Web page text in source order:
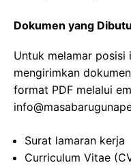
Dokumen yang
Untuk melamar posisi
mengirimkan
format PDF melalui
Surat lamaran kerja
Curriculum Vitae